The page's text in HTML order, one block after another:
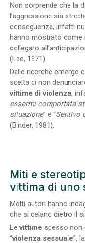
Non sorprende che la
l’aggressione sia
conseguenze, infatti
hanno mostrato come
collegato
(Lee, 1971).
Dalle ricerche emerge
scelta di non
vittime di violenza,
essermi comportata
situazione” e “Sentivo
(Binder, 1981).
Miti e
vittima di uno
Molti autori hanno
che si celano dietro il
Le vittime spesso non
“violenza sessuale”,